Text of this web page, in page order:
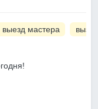
выезд мастера